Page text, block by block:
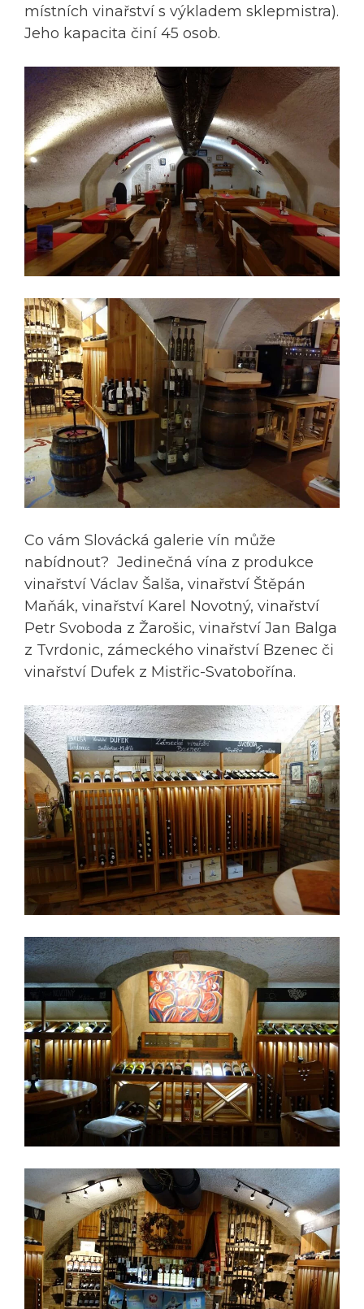
místních vinařství s výkladem sklepmistra).
Jeho kapacita činí 45 osob.
Co vám Slovácká galerie vín může
nabídnout? Jedinečná vína z produkce
vinařství Václav Šalša, vinařství Štěpán
Maňák, vinařství Karel Novotný, vinařství
Petr Svoboda z Žarošic, vinařství Jan Balga
z Tvrdonic, zámeckého vinařství Bzenec či
vinařství Dufek z Mistřic-Svatobořína.